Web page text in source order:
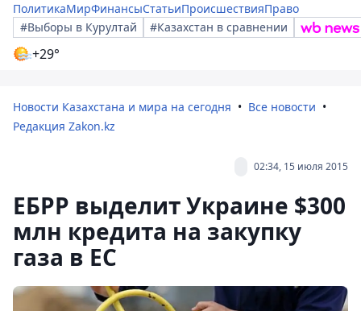
ПолитикаМирФинансыСтатьиПроисшествияПраво
#Выборы в Курултай
#Казахстан в сравнении
+29°
Новости Казахстана и мира на сегодня
Все новости
Редакция Zakon.kz
02:34, 15 июля 2015
ЕБРР выделит Украине $300
млн кредита на закупку
газа в ЕС